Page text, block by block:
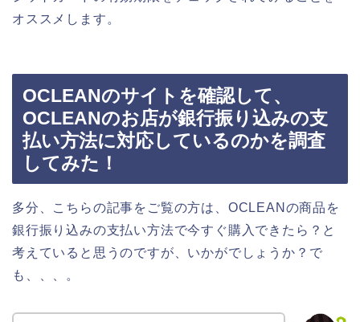
オススメします。
OCLEANのサイトを確認して、
OCLEANのお店が銀行振り込みの支
払い方法に対応しているのかを調査
してみた！
多分、こちらの記事をご覧の方は、OCLEANの商品を
銀行振り込みの支払い方法で今すぐ購入できたら？と
考えていると思うのですが、いかがでしょうか？で
も、、、。